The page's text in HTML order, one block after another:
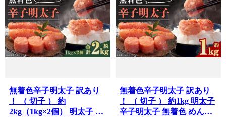
無着色辛子明太子 訳あり
！ （ 切子 ） 約
2kg（1kg×2個） 明太子 辛
無着色辛子明太子 訳あり
！ （ 切子 ） 約1kg 明太子
辛子明太子 無着色 めんた